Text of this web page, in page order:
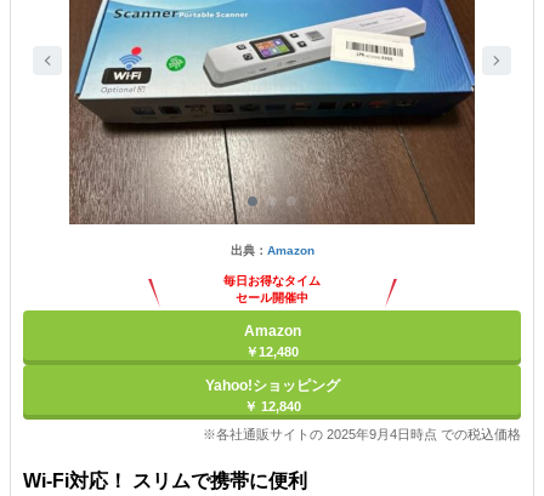
出典： Amazon
毎日お得なタイム
セール開催中
Amazon
￥12,480
Yahoo!ショッピング
￥ 12,840
※各社通販サイトの 2025年9月4日時点 での税込価格
Wi-Fi対応！ スリムで携帯に便利